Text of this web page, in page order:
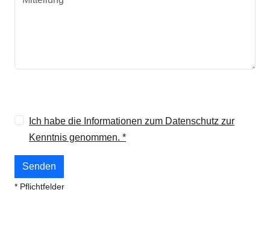
Ich habe die Informationen zum Datenschutz zur
Kenntnis genommen. *
* Pflichtfelder